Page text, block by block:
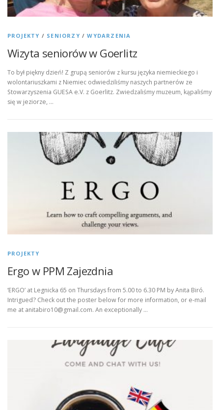
PROJEKTY / SENIORZY /WYDARZENIA
Wizyta seniorów w Goerlitz
To był piękny dzień! Z grupą seniorów z kursu języka niemieckiego i
wolontariuszkami z Niemiec odwiedziliśmy naszych partnerów ze
Stowarzyszenia GUESA e.V. z Goerlitz. Zwiedzaliśmy muzeum, kąpaliśmy
się w jeziorze, …
PROJEKTY
Ergo w PPM Zajezdnia
‘ERGO’ at Legnicka 65 on Thursdays from 5.00 to 6.30 PM by Anita Biró.
Intrigued? Check out the poster below for more information, or e-mail
me at anitabiro10@gmail.com. An exceptionally …